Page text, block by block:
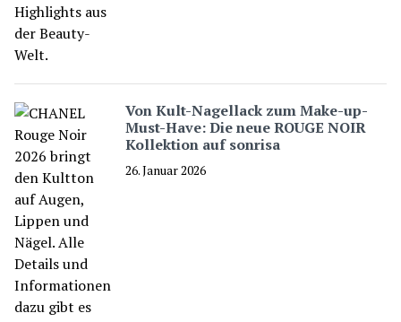
Von Kult-Nagellack zum Make-up-
Must-Have: Die neue ROUGE NOIR
Kollektion auf sonrisa
26. Januar 2026